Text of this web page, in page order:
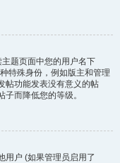
题页面中您的用户名下
特殊身份，例如版主和管理
帖功能发表没有意义的帖
而降低您的等级。
用户 (如果管理员启用了